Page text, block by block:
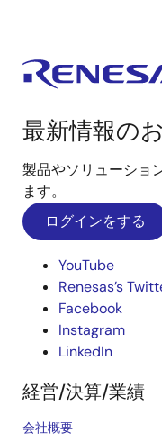
最新情報の
製品やソリューショ
ます。
ログインをする
YouTube
Renesas’s
Facebook
Instagram
LinkedIn
経営/決算/業績
会社概要